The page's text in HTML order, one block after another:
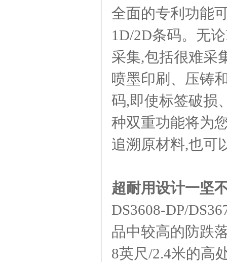
全面的专利功能
1D/2D条码。无
采集,包括很难采
喷墨印刷、压铸
码,即使标签破损
种双重功能将为
追溯原材料,也可
超耐用设计一坚
DS3608-DP/
品中较高的防跌
8英尺/2.4米的高